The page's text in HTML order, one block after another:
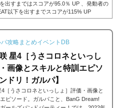
出すまではスコアが95.0％ UP 、発動者の
以下を出すまでスコアが115% UP
攻略まとめイベントDB
星4［うさコロネといっし
画像とスキルと特訓エピソ
ドリ！ガルパ】
［うさコロネといっしょ］評価・画像と
ピソード。ガルパこと、BanG Dream!